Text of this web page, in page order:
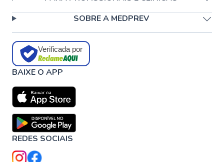
SOBRE A MEDPREV
Verificada por
BAIXE O APP
REDES SOCIAIS